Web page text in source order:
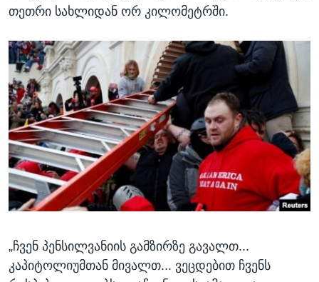
თეთრი სახლიდან ორ კილომეტრში.
„ჩვენ პენსილვანიის გამზირზე გავალთ...
კაპიტოლიუმთან მივალთ... ვეცდებით ჩვენს